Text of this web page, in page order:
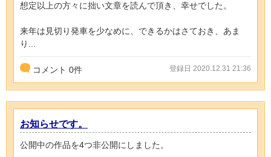
想定以上の方々に拙い文章を読んで頂き、幸せでした。
来年は見切り発車を少なめに、できるかはさておき、あま
り...
コメント 0件 登録日 2020.12.31 21:36
お知らせです。
公開中の作品を4つ非公開にしました。